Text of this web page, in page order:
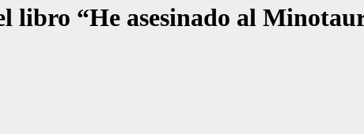
libro “He asesinado al